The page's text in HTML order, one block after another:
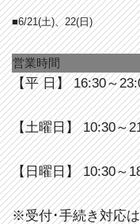
■6/21(土)、22(日)
営業時間
【平 日】 16:30～
【土曜日】 10:30～
【日曜日】 10:30～
※受付･手続き対応